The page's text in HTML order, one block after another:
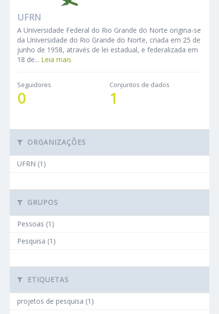
UFRN
A Universidade Federal do Rio Grande do Norte origina-se
da Universidade do Rio Grande do Norte, criada em 25 de
junho de 1958, através de lei estadual, e federalizada em
18 de... Leia mais
Seguidores
0
Conjuntos de dados
1
ORGANIZAÇÕES
UFRN (1)
GRUPOS
Pessoas (1)
Pesquisa (1)
ETIQUETAS
projetos de pesquisa (1)